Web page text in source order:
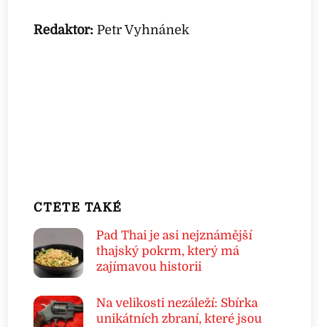
Redaktor:Petr Vyhnánek
ČTĚTE TAKÉ
Pad Thai je asi nejznámější
thajský pokrm, který má
zajímavou historii
Na velikosti nezáleží: Sbírka
unikátních zbraní, které jsou